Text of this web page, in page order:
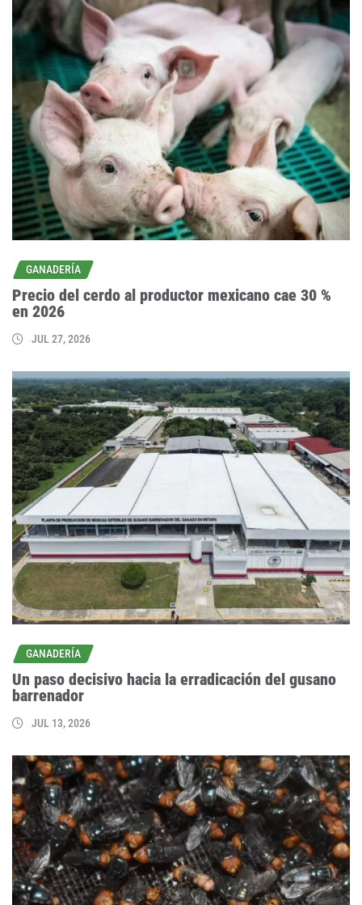
GANADERÍA
Precio del cerdo al productor mexicano cae 30 %
en 2026
JUL 27, 2026
GANADERÍA
Un paso decisivo hacia la erradicación del gusano
barrenador
JUL 13, 2026